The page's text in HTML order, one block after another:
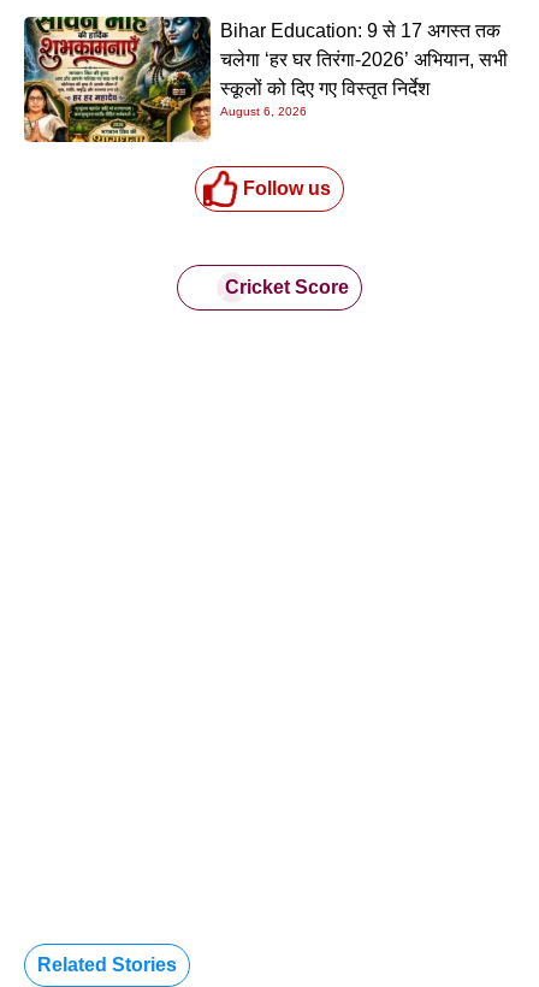
Bihar Education: 9 से 17 अगस्त तक
चलेगा ‘हर घर तिरंगा-2026’ अभियान, सभी
स्कूलों को दिए गए विस्तृत निर्देश
August 6, 2026
Follow us
Cricket Score
Related Stories